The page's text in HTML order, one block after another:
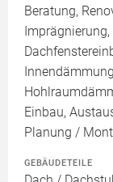
Beratung,
Einbau,
Planung /
GEBÄUDETEILE